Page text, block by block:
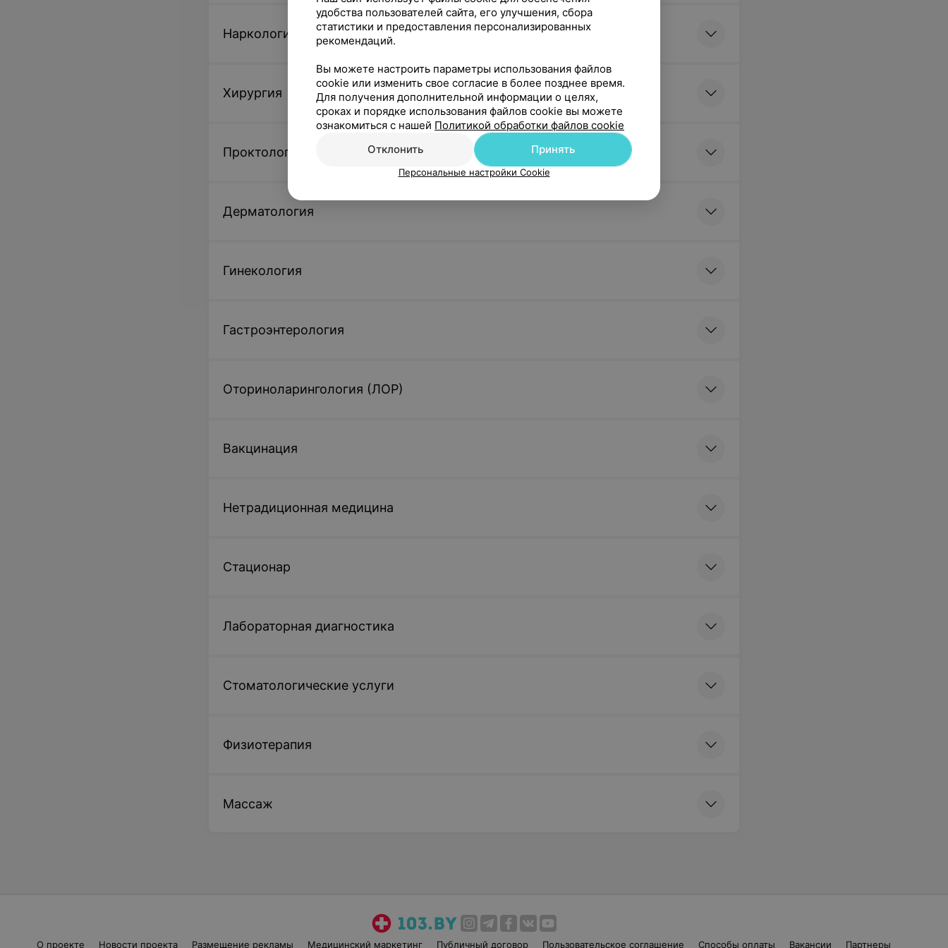
Наркология
Хирургия
Проктология
Дерматология
Гинекология
Гастроэнтерология
Оториноларингология (ЛОР)
Вакцинация
Нетрадиционная медицина
Стационар
Лабораторная диагностика
Стоматологические услуги
Физиотерапия
Массаж
О проекте Новости проекта Размещение рекламы Медицинский маркетинг Публичный договор Пользовательское соглашение Способы оплаты Вакансии Партнеры
удобства пользователей сайта, его улучшения, сбора
статистики и предоставления персонализированных
рекомендаций.
Вы можете настроить параметры использования файлов
cookie или изменить свое согласие в более позднее время.
Для получения дополнительной информации о целях,
сроках и порядке использования файлов cookie вы можете
ознакомиться с нашей Политикой обработки файлов cookie
Отклонить
Принять
Персональные настройки Cookie